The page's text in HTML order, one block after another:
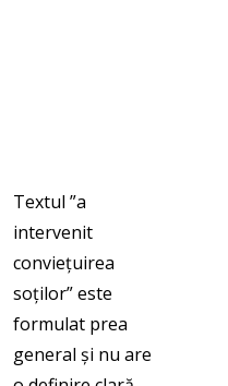
Textul ”a
intervenit
conviețuirea
soților” este
formulat prea
general și nu are